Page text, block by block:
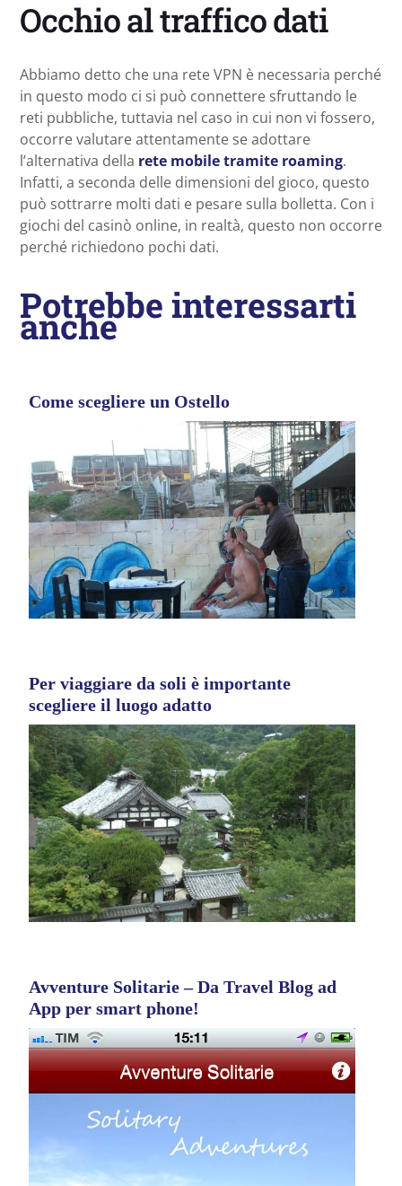
Occhio al traffico dati
Abbiamo detto che una rete VPN è necessaria perché
in questo modo ci si può connettere sfruttando le
reti pubbliche, tuttavia nel caso in cui non vi fossero,
occorre valutare attentamente se adottare
l’alternativa della rete mobile tramite roaming.
Infatti, a seconda delle dimensioni del gioco, questo
può sottrarre molti dati e pesare sulla bolletta. Con i
giochi del casinò online, in realtà, questo non occorre
perché richiedono pochi dati.
Potrebbe interessarti
anche
Come scegliere un Ostello
Per viaggiare da soli è importante
scegliere il luogo adatto
Avventure Solitarie – Da Travel Blog ad
App per smart phone!